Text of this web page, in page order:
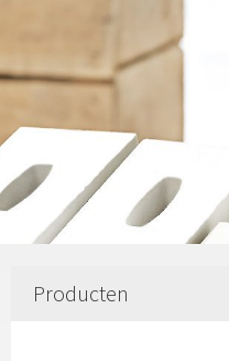
Producten